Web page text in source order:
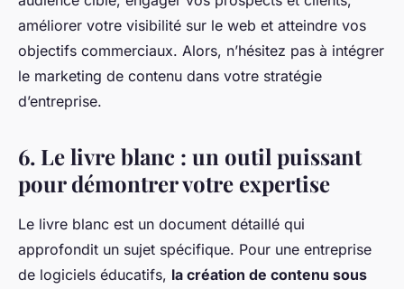
améliorer votre visibilité sur le web et atteindre vos
objectifs commerciaux. Alors, n’hésitez pas à intégrer
le marketing de contenu dans votre stratégie
d’entreprise.
6. Le livre blanc : un outil puissant
pour démontrer votre expertise
Le livre blanc est un document détaillé qui
approfondit un sujet spécifique. Pour une entreprise
de logiciels éducatifs, la création de contenu sous